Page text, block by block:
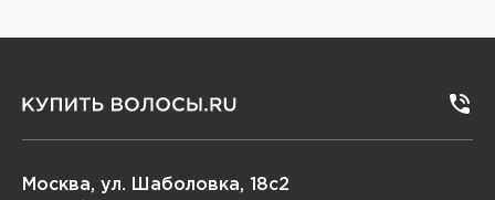
Москва, ул. Шаболовка, 18с2